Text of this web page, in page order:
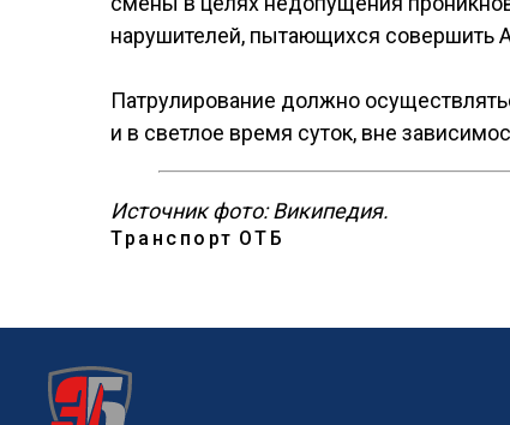
нарушителей, пытающихся совершить
Патрулирование должно
и в светлое время суток, вне
Источник фото: Википедия.
Транспорт ОТБ